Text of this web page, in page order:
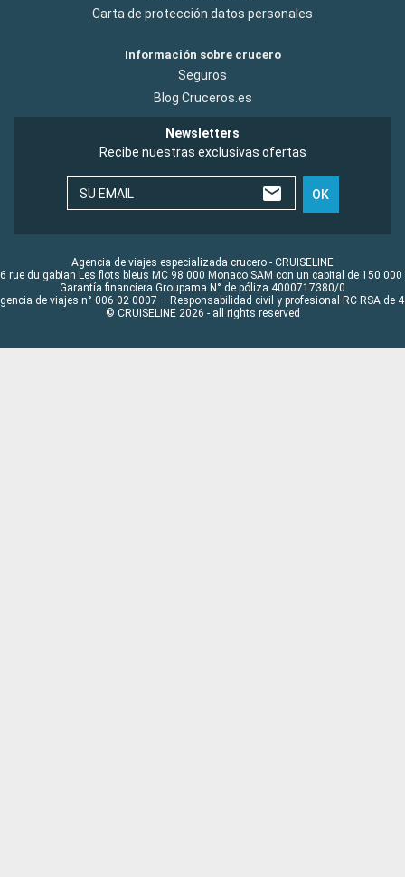
Carta de protección datos personales
Información sobre crucero
Seguros
Blog Cruceros.es
Newsletters
Recibe nuestras exclusivas ofertas
SU EMAIL OK
Agencia de viajes especializada crucero - CRUISELINE
rue du gabian Les flots bleus MC 98 000 Monaco SAM con un capital de 150 000
Garantía financiera Groupama N° de póliza 4000717380/0
de viajes n° 006 02 0007 – Responsabilidad civil y profesional RC RSA de
© CRUISELINE 2026 - all rights reserved